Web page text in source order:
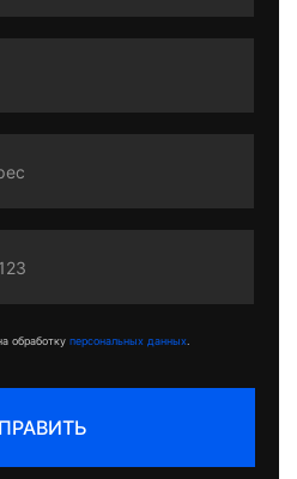
обработку персональных данных